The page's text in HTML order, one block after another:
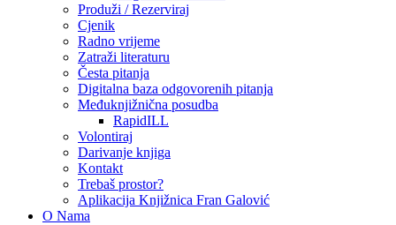
Produži / Rezerviraj
Cjenik
Radno vrijeme
Zatraži literaturu
Česta pitanja
Digitalna baza odgovorenih pitanja
Međuknjižnična posudba
RapidILL
Volontiraj
Darivanje knjiga
Kontakt
Trebaš prostor?
Aplikacija Knjižnica Fran Galović
O Nama